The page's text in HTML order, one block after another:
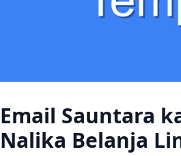
Email Sauntara
Nalika Belanja